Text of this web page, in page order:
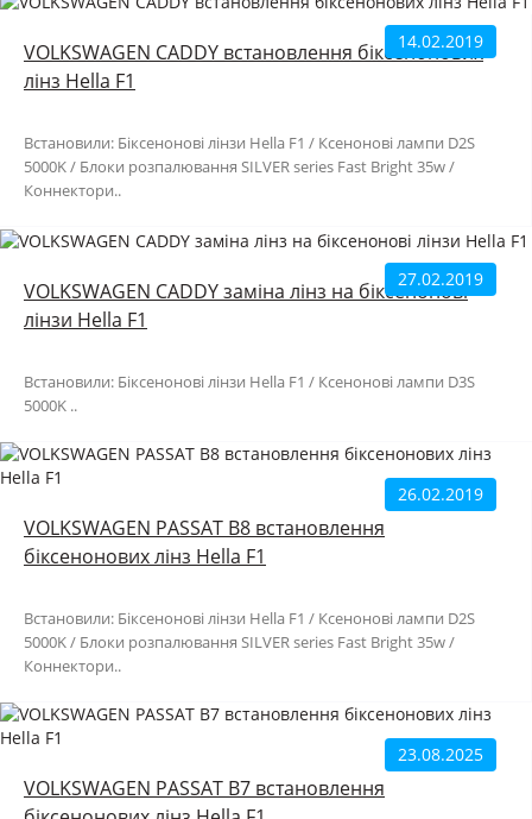
14.02.2019
VOLKSWAGEN CADDY встановлення біксенонових
лінз Hella F1
Встановили: Біксенонові лінзи Hella F1 / Ксенонові лампи D2S
5000K / Блоки розпалювання SILVER series Fast Bright 35w /
Коннектори..
27.02.2019
VOLKSWAGEN CADDY заміна лінз на біксенонові
лінзи Hella F1
Встановили: Біксенонові лінзи Hella F1 / Ксенонові лампи D3S
5000K ..
26.02.2019
VOLKSWAGEN PASSAT B8 встановлення
біксенонових лінз Hella F1
Встановили: Біксенонові лінзи Hella F1 / Ксенонові лампи D2S
5000K / Блоки розпалювання SILVER series Fast Bright 35w /
Коннектори..
23.08.2025
VOLKSWAGEN PASSAT B7 встановлення